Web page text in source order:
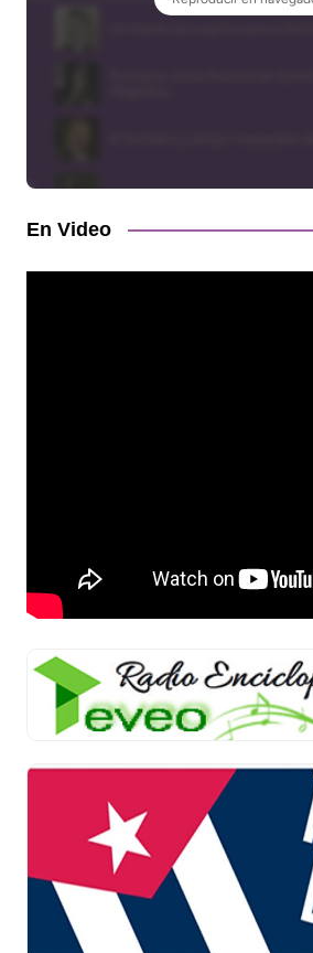
En Video